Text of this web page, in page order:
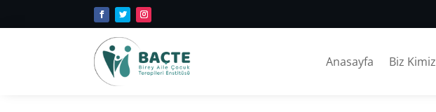
Anasayfa Biz Kimiz